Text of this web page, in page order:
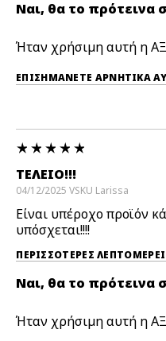
Ναι, θα το πρότεινα
Ήταν χρήσιμη αυτή η
ΤΈΛΕΙΟ!!!
04/12/2025 VSKU Larissa
Είναι υπέροχο προϊόν
υπόσχεται!!!!
ΠΕΡΙΣΣΌΤΕΡΕΣ
Ναι, θα το πρότεινα
Ήταν χρήσιμη αυτή η